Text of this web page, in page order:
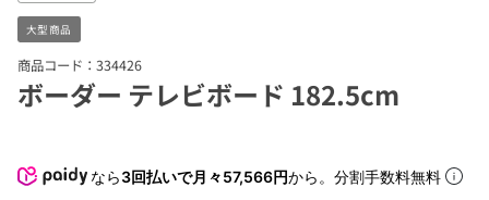
大型商品
商品コード：334426
ボーダー テレビボード 182.5cm
なら3回払いで月々57,566円から。分割手数料無料